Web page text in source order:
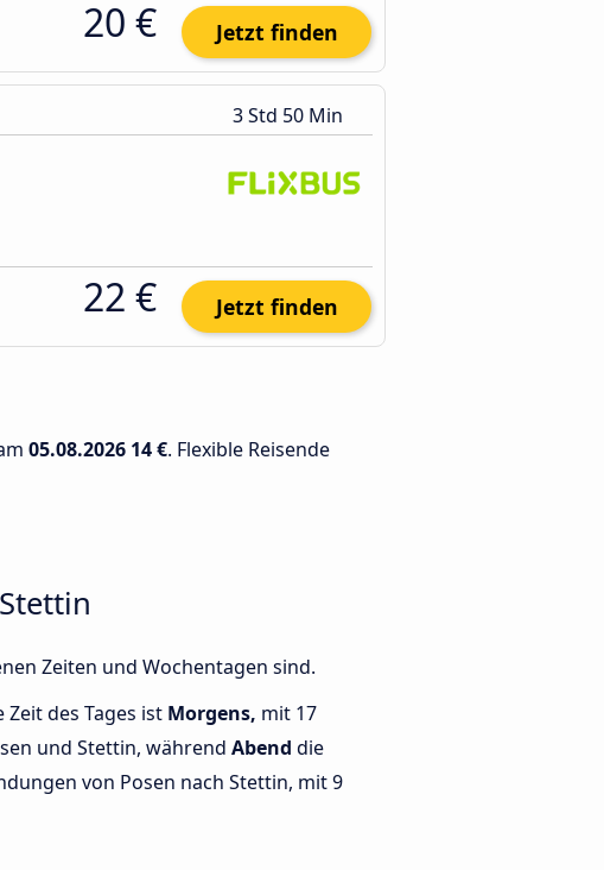
20 € Jetzt finden
3 Std 50 Min
22 € Jetzt finden
05.08.2026 14 €. Flexible Reisende
Zeiten und Wochentagen sind.
des Tages ist Morgens, mit 17
und Stettin, während Abend die
von Posen nach Stettin, mit 9